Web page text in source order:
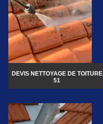
DEVIS NETTOYAGE DE TOITURE
51